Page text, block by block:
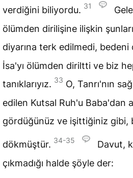
verdiğini biliyordu. 31
ölümden dirilişine ilişkin
diyarına terk edilmedi, bedeni
İsa'yı ölümden diriltti ve biz
tanıklarıyız. 33 O, Tanrı'nın
edilen Kutsal Ruh'u Baba'dan
gördüğünüz ve işittiğiniz gibi,
dökmüştür. 34-35
Davut,
çıkmadığı halde şöyle der: